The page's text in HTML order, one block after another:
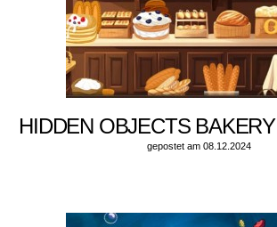
HIDDEN OBJECTS BAKERY
gepostet am 08.12.2024